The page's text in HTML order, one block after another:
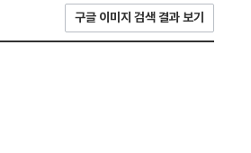
구글 이미지 검색 결과 보기